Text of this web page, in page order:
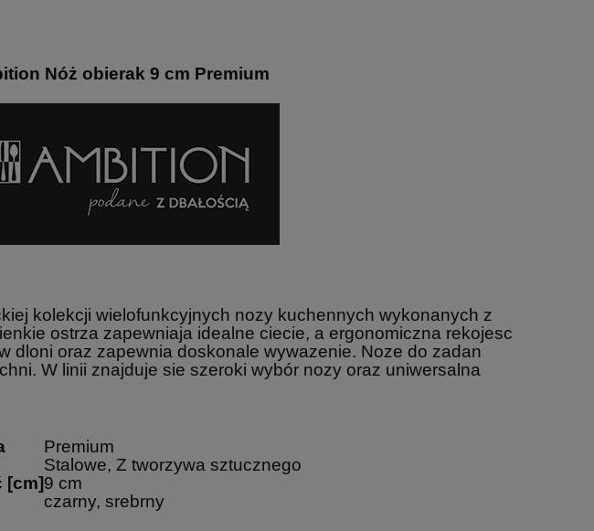
Nóż obierak 9 cm Premium
kolekcji wielofunkcyjnych nozy kuchennych wykonanych z
ostrza zapewniaja idealne ciecie, a ergonomiczna rekojesc
dloni oraz zapewnia doskonale wywazenie. Noze do zadan
W linii znajduje sie szeroki wybór nozy oraz uniwersalna
Premium
Stalowe, Z tworzywa sztucznego
[cm]9 cm
czarny, srebrny